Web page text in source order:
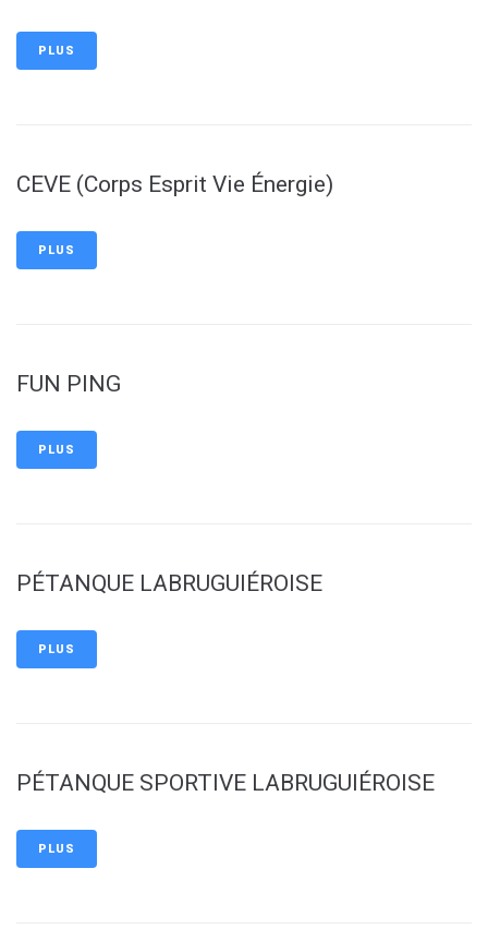
PLUS
CEVE (Corps Esprit Vie Énergie)
PLUS
FUN PING
PLUS
PÉTANQUE LABRUGUIÉROISE
PLUS
PÉTANQUE SPORTIVE LABRUGUIÉROISE
PLUS